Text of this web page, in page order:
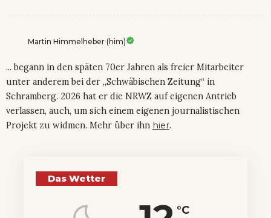
Martin Himmelheber (him)
... begann in den späten 70er Jahren als freier Mitarbeiter
unter anderem bei der „Schwäbischen Zeitung“ in
Schramberg. 2026 hat er die NRWZ auf eigenen Antrieb
verlassen, auch, um sich einem eigenen journalistischen
Projekt zu widmen. Mehr über ihn hier.
Das Wetter
°C